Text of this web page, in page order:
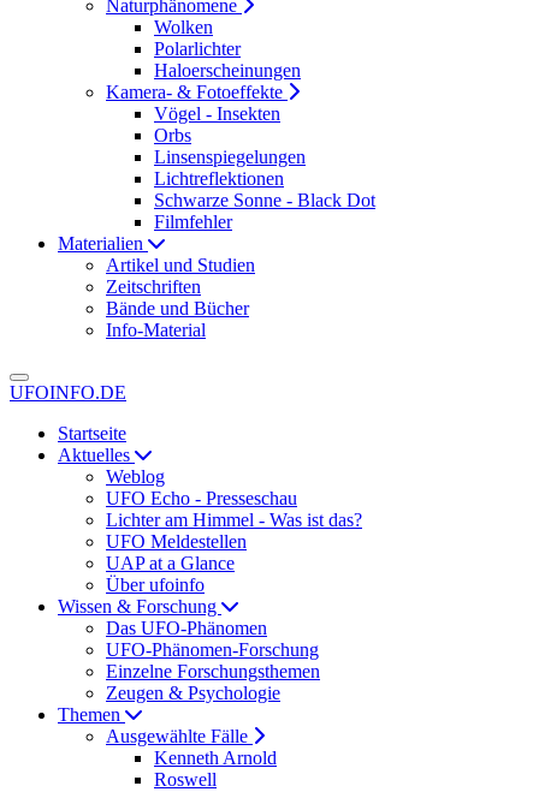
Naturphänomene
Wolken
Polarlichter
Haloerscheinungen
Kamera- & Fotoeffekte
Vögel - Insekten
Orbs
Linsenspiegelungen
Lichtreflektionen
Schwarze Sonne - Black Dot
Filmfehler
Materialien
Artikel und Studien
Zeitschriften
Bände und Bücher
Info-Material
UFOINFO.DE
Startseite
Aktuelles
Weblog
UFO Echo - Presseschau
Lichter am Himmel - Was ist das?
UFO Meldestellen
UAP at a Glance
Über ufoinfo
Wissen & Forschung
Das UFO-Phänomen
UFO-Phänomen-Forschung
Einzelne Forschungsthemen
Zeugen & Psychologie
Themen
Ausgewählte Fälle
Kenneth Arnold
Roswell